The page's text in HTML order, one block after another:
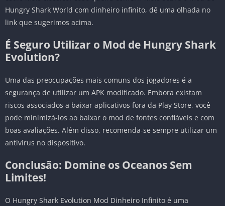
Hungry Shark World com dinheiro infinito, dê uma olhada no
link que sugerimos acima.
É Seguro Utilizar o Mod de Hungry Shark
Evolution?
Uma das preocupações mais comuns dos jogadores é a
segurança de utilizar um APK modificado. Embora existam
riscos associados a baixar aplicativos fora da Play Store, você
pode minimizá-los ao baixar o mod de fontes confiáveis e com
boas avaliações. Além disso, recomenda-se sempre utilizar um
antivírus no dispositivo.
Conclusão: Domine os Oceanos Sem
Limites!
O Hungry Shark Evolution Mod Dinheiro Infinito é uma